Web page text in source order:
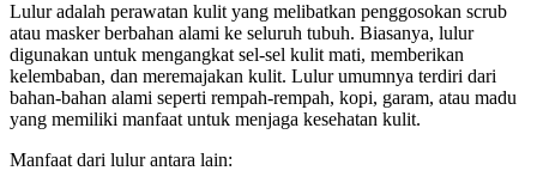
Lulur adalah perawatan kulit yang melibatkan penggosokan scrub
atau masker berbahan alami ke seluruh tubuh. Biasanya, lulur
digunakan untuk mengangkat sel-sel kulit mati, memberikan
kelembaban, dan meremajakan kulit. Lulur umumnya terdiri dari
bahan-bahan alami seperti rempah-rempah, kopi, garam, atau madu
yang memiliki manfaat untuk menjaga kesehatan kulit.
Manfaat dari lulur antara lain: